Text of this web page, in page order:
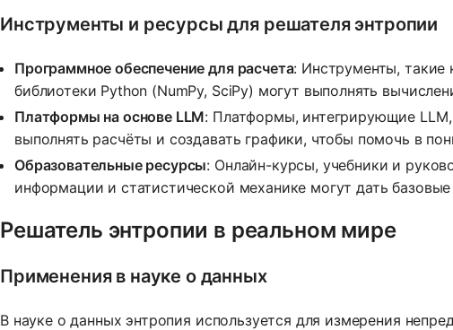
Инструменты и ресурсы для решателя энтропии
Программное обеспечение для расчета: Инструменты, такие
библиотеки Python (NumPy, SciPy) могут выполнять
Платформы на основе LLM: Платформы, интегрирующие LLM,
выполнять расчёты и создавать графики, чтобы помочь в
Образовательные ресурсы: Онлайн-курсы, учебники и
информации и статистической механике могут дать базовые
Решатель энтропии в реальном мире
Применения в науке о данных
В науке о данных энтропия используется для измерения